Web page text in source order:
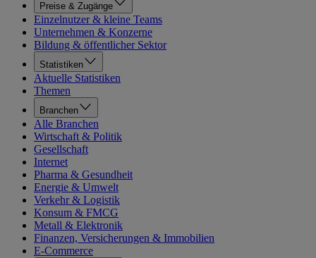
Preise & Zugänge
Einzelnutzer & kleine Teams
Unternehmen & Konzerne
Bildung & öffentlicher Sektor
Statistiken
Aktuelle Statistiken
Themen
Branchen
Alle Branchen
Wirtschaft & Politik
Gesellschaft
Internet
Pharma & Gesundheit
Energie & Umwelt
Verkehr & Logistik
Konsum & FMCG
Metall & Elektronik
Finanzen, Versicherungen & Immobilien
E-Commerce